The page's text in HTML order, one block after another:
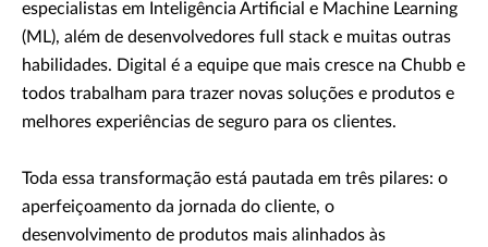
especialistas em Inteligência Artificial e Machine Learning
(ML), além de desenvolvedores full stack e muitas outras
habilidades. Digital é a equipe que mais cresce na Chubb e
todos trabalham para trazer novas soluções e produtos e
melhores experiências de seguro para os clientes.
Toda essa transformação está pautada em três pilares: o
aperfeiçoamento da jornada do cliente, o
desenvolvimento de produtos mais alinhados às